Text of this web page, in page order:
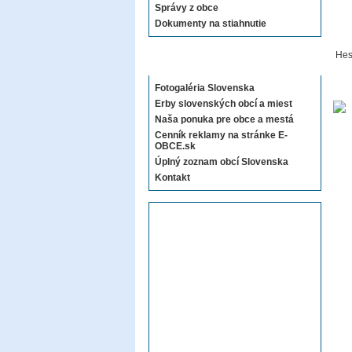
Správy z obce
Dokumenty na stiahnutie
Fotogaléria Slovenska
Erby slovenských obcí a miest
Naša ponuka pre obce a mestá
Cenník reklamy na stránke E-
OBCE.sk
Úplný zoznam obcí Slovenska
Kontakt